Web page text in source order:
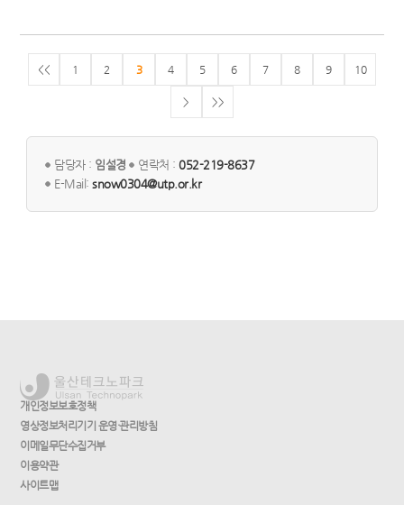
<< 1 2 3 4 5 6 7 8 9 10
> >>
담당자 : 임설경 연락처 :052-219-8637
E-Mail:snow0304@utp.or.kr
개인정보보호정책
영상정보처리기기 운영·관리방침
이메일무단수집거부
이용약관
사이트맵